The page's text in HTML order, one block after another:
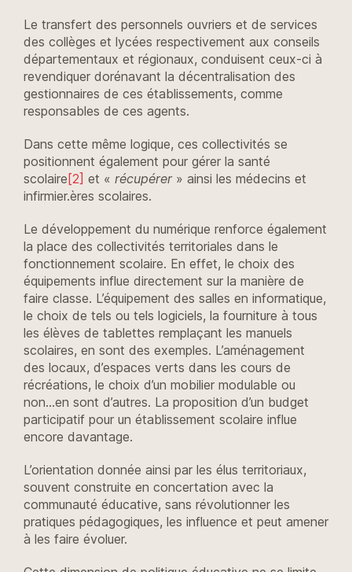
Le transfert des personnels ouvriers et de services
des collèges et lycées respectivement aux conseils
départementaux et régionaux, conduisent ceux-ci à
revendiquer dorénavant la décentralisation des
gestionnaires de ces établissements, comme
responsables de ces agents.
Dans cette même logique, ces collectivités se
positionnent également pour gérer la santé
scolaire[2] et « récupérer» ainsi les médecins et
infirmier.ères scolaires.
Le développement du numérique renforce également
la place des collectivités territoriales dans le
fonctionnement scolaire. En effet, le choix des
équipements influe directement sur la manière de
faire classe. L’équipement des salles en informatique,
le choix de tels ou tels logiciels, la fourniture à tous
les élèves de tablettes remplaçant les manuels
scolaires, en sont des exemples. L’aménagement
des locaux, d’espaces verts dans les cours de
récréations, le choix d’un mobilier modulable ou
non…en sont d’autres. La proposition d’un budget
participatif pour un établissement scolaire influe
encore davantage.
L’orientation donnée ainsi par les élus territoriaux,
souvent construite en concertation avec la
communauté éducative, sans révolutionner les
pratiques pédagogiques, les influence et peut amener
à les faire évoluer.